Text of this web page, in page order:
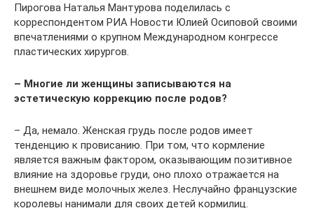
Пирогова Наталья Мантурова поделилась с
корреспондентом РИА Новости Юлией Осиповой своими
впечатлениями о крупном Международном конгрессе
пластических хирургов.
– Многие ли женщины записываются на
эстетическую коррекцию после родов?
– Да, немало. Женская грудь после родов имеет
тенденцию к провисанию. При том, что кормление
является важным фактором, оказывающим позитивное
влияние на здоровье груди, оно плохо отражается на
внешнем виде молочных желез. Неслучайно французские
королевы нанимали для своих детей кормилиц.